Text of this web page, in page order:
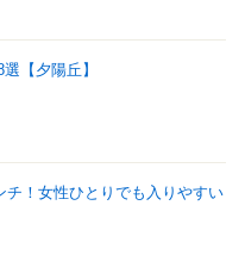
【夕陽丘】
！女性ひとりでも入りやすい